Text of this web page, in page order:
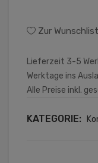
Zur
Lieferzeit 3-5
Werktage ins
Alle Preise inkl.
KATEGORIE: